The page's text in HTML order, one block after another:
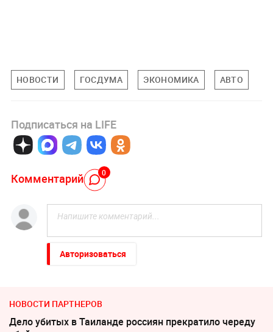
НОВОСТИ ГОСДУМА ЭКОНОМИКА АВТО
Подписаться на LIFE
Комментарий 0
Авторизоваться
НОВОСТИ ПАРТНЕРОВ
Дело убитых в Таиланде россиян прекратило череду